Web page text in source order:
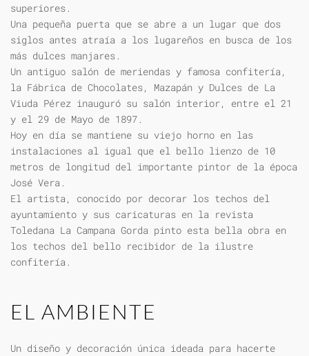
superiores.
Una pequeña puerta que se abre a un lugar que dos
siglos antes atraía a los lugareños en busca de los
más dulces manjares.
Un antiguo salón de meriendas y famosa confitería,
la Fábrica de Chocolates, Mazapán y Dulces de La
Viuda Pérez inauguró su salón interior, entre el 21
y el 29 de Mayo de 1897.
Hoy en día se mantiene su viejo horno en las
instalaciones al igual que el bello lienzo de 10
metros de longitud del importante pintor de la época
José Vera.
El artista, conocido por decorar los techos del
ayuntamiento y sus caricaturas en la revista
Toledana La Campana Gorda pinto esta bella obra en
los techos del bello recibidor de la ilustre
confitería.
EL AMBIENTE
Un diseño y decoración única ideada para hacerte